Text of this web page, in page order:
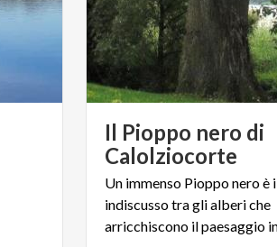
Il Pioppo nero di
Calolziocorte
Un immenso Pioppo nero è
indiscusso tra gli alberi che